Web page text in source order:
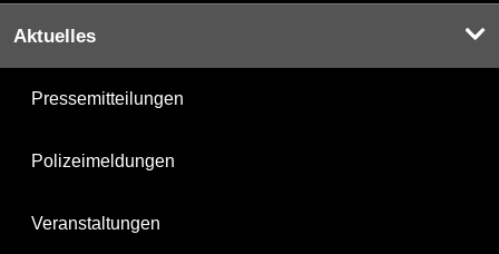
Aktuelles
Pressemitteilungen
Polizeimeldungen
Veranstaltungen